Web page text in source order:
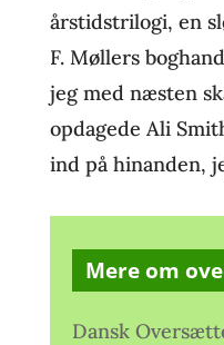
årstidstrilogi, en
F. Møllers
jeg med næsten
opdagede Ali
ind på hinanden,
Mere om
Dansk